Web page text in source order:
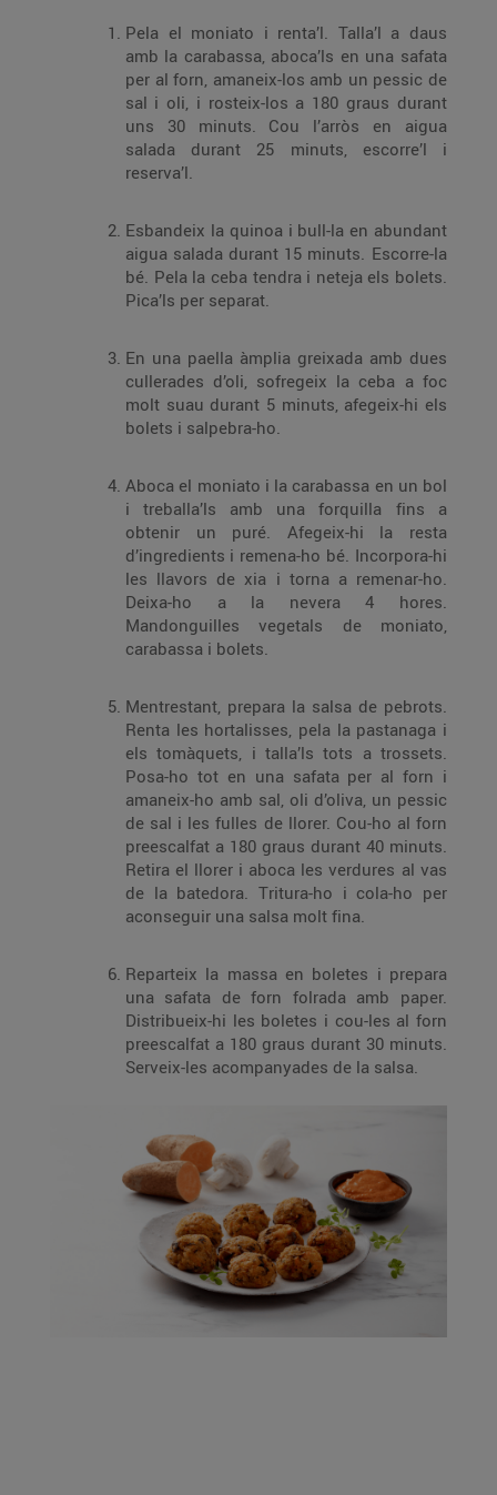
Pela el moniato i renta’l. Talla’l a daus
amb la carabassa, aboca’ls en una safata
per al forn, amaneix-los amb un pessic de
sal i oli, i rosteix-los a 180 graus durant
uns 30 minuts. Cou l’arròs en aigua
salada durant 25 minuts, escorre’l i
reserva’l.
Esbandeix la quinoa i bull-la en abundant
aigua salada durant 15 minuts. Escorre-la
bé. Pela la ceba tendra i neteja els bolets.
Pica’ls per separat.
En una paella àmplia greixada amb dues
cullerades d’oli, sofregeix la ceba a foc
molt suau durant 5 minuts, afegeix-hi els
bolets i salpebra-ho.
Aboca el moniato i la carabassa en un bol
i treballa’ls amb una forquilla fins a
obtenir un puré. Afegeix-hi la resta
d’ingredients i remena-ho bé. Incorpora-hi
les llavors de xia i torna a remenar-ho.
Deixa-ho a la nevera 4 hores.
Mandonguilles vegetals de moniato,
carabassa i bolets.
Mentrestant, prepara la salsa de pebrots.
Renta les hortalisses, pela la pastanaga i
els tomàquets, i talla’ls tots a trossets.
Posa-ho tot en una safata per al forn i
amaneix-ho amb sal, oli d’oliva, un pessic
de sal i les fulles de llorer. Cou-ho al forn
preescalfat a 180 graus durant 40 minuts.
Retira el llorer i aboca les verdures al vas
de la batedora. Tritura-ho i cola-ho per
aconseguir una salsa molt fina.
Reparteix la massa en boletes i prepara
una safata de forn folrada amb paper.
Distribueix-hi les boletes i cou-les al forn
preescalfat a 180 graus durant 30 minuts.
Serveix-les acompanyades de la salsa.